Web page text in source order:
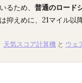
るため、 普通のロード
えめに、21マイル以
天気スコア計算機 と ウェ